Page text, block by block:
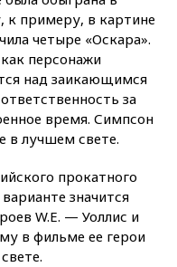
к примеру, в картине
четыре «Оскара».
персонажи
над заикающимся
за
время. Симпсон
в лучшем свете.
прокатного
значится
W.E. — Уоллис и
в фильме ее герои